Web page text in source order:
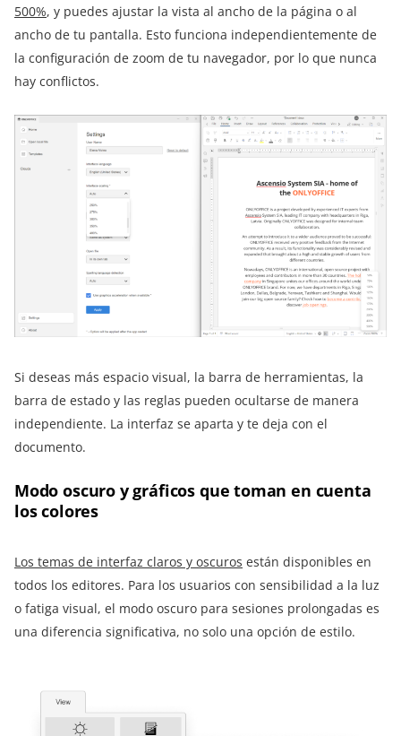
500%, y puedes ajustar la vista al ancho de la página o al
ancho de tu pantalla. Esto funciona independientemente de
la configuración de zoom de tu navegador, por lo que nunca
hay conflictos.
Si deseas más espacio visual, la barra de herramientas, la
barra de estado y las reglas pueden ocultarse de manera
independiente. La interfaz se aparta y te deja con el
documento.
Modo oscuro y gráficos que toman en cuenta
los colores
Los temas de interfaz claros y oscuros están disponibles en
todos los editores. Para los usuarios con sensibilidad a la luz
o fatiga visual, el modo oscuro para sesiones prolongadas es
una diferencia significativa, no solo una opción de estilo.